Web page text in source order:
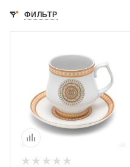
ФИЛЬТР